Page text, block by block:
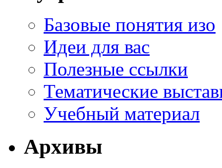
Базовые понятия изо
Идеи для вас
Полезные ссылки
Тематические
Учебный материал
Архивы